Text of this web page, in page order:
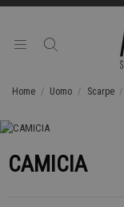
Home Uomo Scarpe
CAMICIA